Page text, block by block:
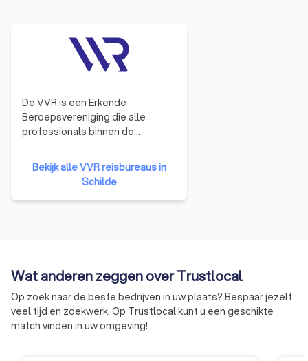
De VVR is een Erkende
Beroepsvereniging die alle
professionals binnen de
doet dit op verschillende niveaus
(Regionaal, Federaal en
Europees) door het behartigen
van de belangen van, en het
ons op een helder beleidsplan.
Dit werd opgebouwd vanuit de
noden van de sector en de leden
in het bijzonder. Het plan wordt
jaarlijks door het bestuursorgaan
Bekijk alle VVR reisbureaus in
Schilde
Wat anderen zeggen over Trustlocal
Op zoek naar de beste bedrijven in uw plaats? Bespaar jezelf
veel tijd en zoekwerk. Op Trustlocal kunt u een geschikte
match vinden in uw omgeving!